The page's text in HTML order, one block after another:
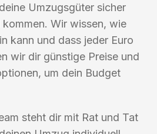
Umzugsgüter sicher
kommen. Wir wissen, wie
kann und dass jeder Euro
wir dir günstige Preise und
um dein Budget
steht dir mit Rat und Tat